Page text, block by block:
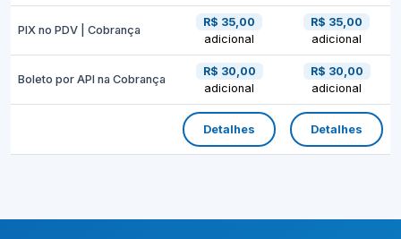
PIX no PDV | Cobrança
R$ 35,00
adicional
R$ 35,00
adicional
Boleto por API na Cobrança
R$ 30,00
adicional
R$ 30,00
adicional
Detalhes Detalhes